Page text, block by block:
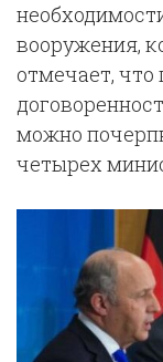
вооружения,
отмечает,
можно
четырех